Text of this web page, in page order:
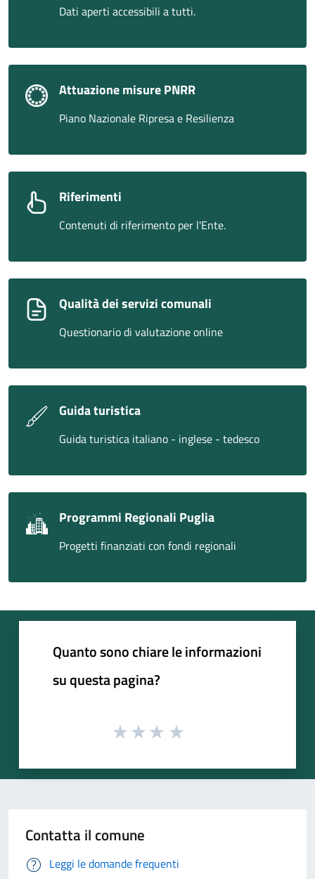
Dati aperti accessibili a tutti.
Attuazione misure PNRR
Piano Nazionale Ripresa e Resilienza
Riferimenti
Contenuti di riferimento per l'Ente.
Qualità dei servizi comunali
Questionario di valutazione online
Guida turistica
Guida turistica italiano - inglese - tedesco
Programmi Regionali Puglia
Progetti finanziati con fondi regionali
Quanto sono chiare le informazioni
su questa pagina?
Contatta il comune
Leggi le domande frequenti